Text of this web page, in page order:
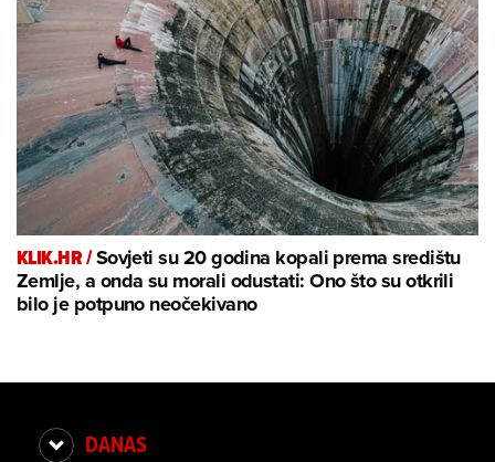
KLIK.HR /Sovjeti su 20 godina kopali prema središtu
Zemlje, a onda su morali odustati: Ono što su otkrili
bilo je potpuno neočekivano
DANAS